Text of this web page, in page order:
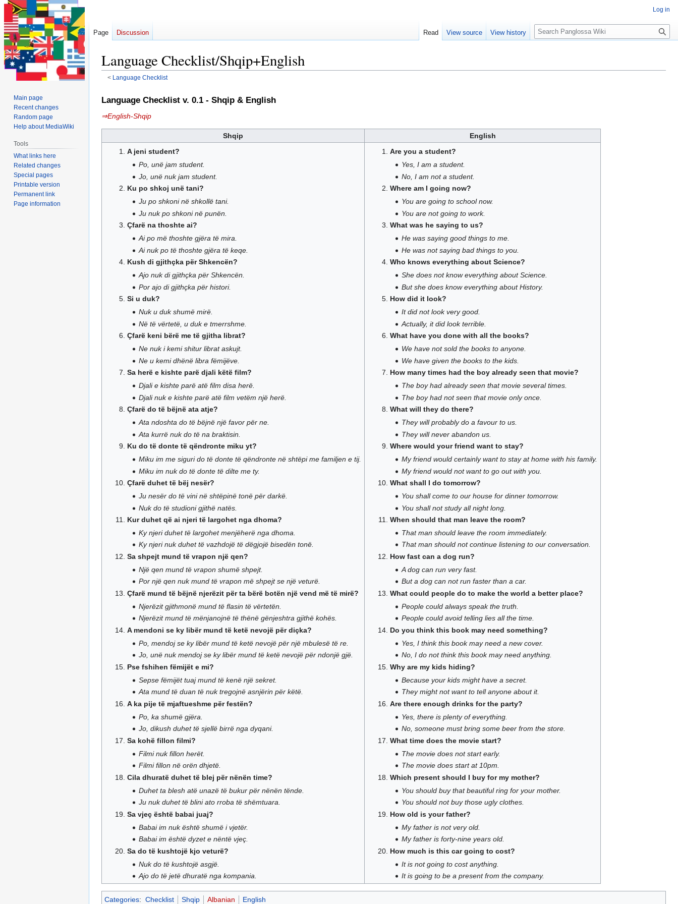
Language Checklist/Shqip+English
< Language Checklist
navigation
search
Language Checklist v. 0.1 - Shqip & English
⇒English-Shqip
Shqip
English
A jeni student?
Po, unë jam student.
Jo, unë nuk jam student.
Ku po shkoj unë tani?
Ju po shkoni në shkollë tani.
Ju nuk po shkoni në punën.
Çfarë na thoshte ai?
Ai po më thoshte gjëra të mira.
Ai nuk po të thoshte gjëra të keqe.
Kush di gjithçka për Shkencën?
Ajo nuk di gjithçka për Shkencën.
Por ajo di gjithçka për histori.
Si u duk?
Nuk u duk shumë mirë.
Në të vërtetë, u duk e tmerrshme.
Çfarë keni bërë me të gjitha librat?
Ne nuk i kemi shitur librat askujt.
Ne u kemi dhënë libra fëmijëve.
Sa herë e kishte parë djali këtë film?
Djali e kishte parë atë film disa herë.
Djali nuk e kishte parë atë film vetëm një herë.
Çfarë do të bëjnë ata atje?
Ata ndoshta do të bëjnë një favor për ne.
Ata kurrë nuk do të na braktisin.
Ku do të donte të qëndronte miku yt?
Miku im me siguri do të donte të qëndronte në shtëpi me familjen e tij.
Miku im nuk do të donte të dilte me ty.
Çfarë duhet të bëj nesër?
Ju nesër do të vini në shtëpinë tonë për darkë.
Nuk do të studioni gjithë natës.
Kur duhet që ai njeri të largohet nga dhoma?
Ky njeri duhet të largohet menjëherë nga dhoma.
Ky njeri nuk duhet të vazhdojë të dëgjojë bisedën tonë.
Sa shpejt mund të vrapon një qen?
Një qen mund të vrapon shumë shpejt.
Por një qen nuk mund të vrapon më shpejt se një veturë.
Çfarë mund të bëjnë njerëzit për ta bërë botën një vend më të mirë?
Njerëzit gjithmonë mund të flasin të vërtetën.
Njerëzit mund të mënjanojnë të thënë gënjeshtra gjithë kohës.
A mendoni se ky libër mund të ketë nevojë për diçka?
Po, mendoj se ky libër mund të ketë nevojë për një mbulesë të re.
Jo, unë nuk mendoj se ky libër mund të ketë nevojë për ndonjë gjë.
Pse fshihen fëmijët e mi?
Sepse fëmijët tuaj mund të kenë një sekret.
Ata mund të duan të nuk tregojnë asnjërin për këtë.
A ka pije të mjaftueshme për festën?
Po, ka shumë gjëra.
Jo, dikush duhet të sjellë birrë nga dyqani.
Sa kohë fillon filmi?
Filmi nuk fillon herët.
Filmi fillon në orën dhjetë.
Cila dhuratë duhet të blej për nënën time?
Duhet ta blesh atë unazë të bukur për nënën tënde.
Ju nuk duhet të blini ato rroba të shëmtuara.
Sa vjeç është babai juaj?
Babai im nuk është shumë i vjetër.
Babai im është dyzet e nëntë vjeç.
Sa do të kushtojë kjo veturë?
Nuk do të kushtojë asgjë.
Ajo do të jetë dhuratë nga kompania.
Are you a student?
Yes, I am a student.
No, I am not a student.
Where am I going now?
You are going to school now.
You are not going to work.
What was he saying to us?
He was saying good things to me.
He was not saying bad things to you.
Who knows everything about Science?
She does not know everything about Science.
But she does know everything about History.
How did it look?
It did not look very good.
Actually, it did look terrible.
What have you done with all the books?
We have not sold the books to anyone.
We have given the books to the kids.
How many times had the boy already seen that movie?
The boy had already seen that movie several times.
The boy had not seen that movie only once.
What will they do there?
They will probably do a favour to us.
They will never abandon us.
Where would your friend want to stay?
My friend would certainly want to stay at home with his family.
My friend would not want to go out with you.
What shall I do tomorrow?
You shall come to our house for dinner tomorrow.
You shall not study all night long.
When should that man leave the room?
That man should leave the room immediately.
That man should not continue listening to our conversation.
How fast can a dog run?
A dog can run very fast.
But a dog can not run faster than a car.
What could people do to make the world a better place?
People could always speak the truth.
People could avoid telling lies all the time.
Do you think this book may need something?
Yes, I think this book may need a new cover.
No, I do not think this book may need anything.
Why are my kids hiding?
Because your kids might have a secret.
They might not want to tell anyone about it.
Are there enough drinks for the party?
Yes, there is plenty of everything.
No, someone must bring some beer from the store.
What time does the movie start?
The movie does not start early.
The movie does start at 10pm.
Which present should I buy for my mother?
You should buy that beautiful ring for your mother.
You should not buy those ugly clothes.
How old is your father?
My father is not very old.
My father is forty-nine years old.
How much is this car going to cost?
It is not going to cost anything.
It is going to be a present from the company.
Categories: Checklist Shqip Albanian English
Log in
Page Discussion Read View source View history
Search
Main page
Recent changes
Random page
Help about MediaWiki
Tools
What links here
Related changes
Special pages
Printable version
Permanent link
Page information